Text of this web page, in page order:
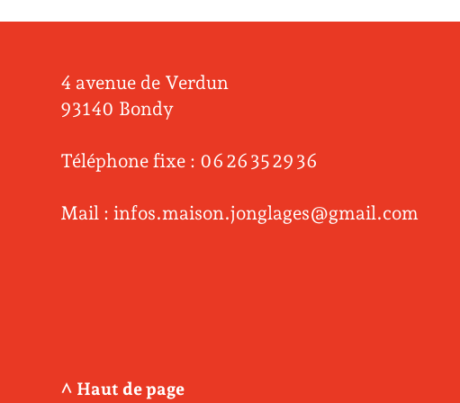
^ Haut de page
4 avenue de Verdun
93140 Bondy
Téléphone fixe : 06 26 35 29 36
Mail : infos.maison.jonglages@gmail.com